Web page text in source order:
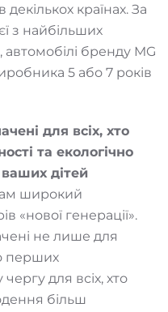
країнах. За
з найбільших
бренду MG
5 або 7 років
для всіх, хто
та екологічно
дітей
широкий
«нової генерації».
не лише для
перших
для всіх, хто
більш